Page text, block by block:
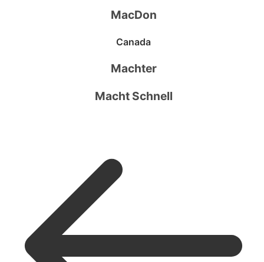
MacDon
Canada
Machter
Macht Schnell